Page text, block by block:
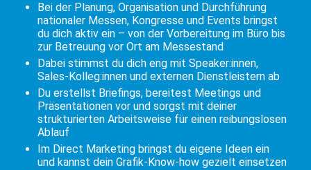
Bei der Planung, Organisation und Durchführung
nationaler Messen, Kongresse und Events bringst
du dich aktiv ein – von der Vorbereitung im Büro bis
zur Betreuung vor Ort am Messestand
Dabei stimmst du dich eng mit Speaker:innen,
Sales-Kolleg:innen und externen Dienstleistern ab
Du erstellst Briefings, bereitest Meetings und
Präsentationen vor und sorgst mit deiner
strukturierten Arbeitsweise für einen reibungslosen
Ablauf
Im Direct Marketing bringst du eigene Ideen ein
und kannst dein Grafik-Know-how gezielt einsetzen